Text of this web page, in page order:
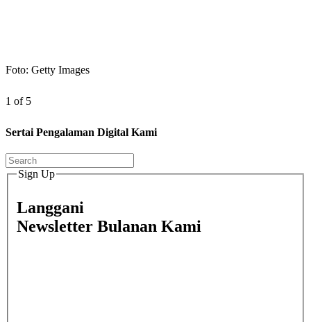
Foto: Getty Images
1 of 5
Sertai Pengalaman Digital Kami
Sign Up
Langgani
Newsletter Bulanan Kami